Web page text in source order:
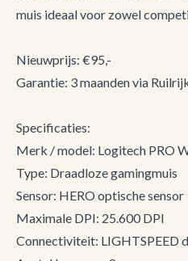
muis ideaal voor zowel
Nieuwprijs: €95,-
Garantie: 3 maanden via
Specificaties:
Merk / model: Logitech PRO
Type: Draadloze gamingmuis
Sensor: HERO optische sensor
Maximale DPI: 25.600 DPI
Connectiviteit: LIGHTSPEED